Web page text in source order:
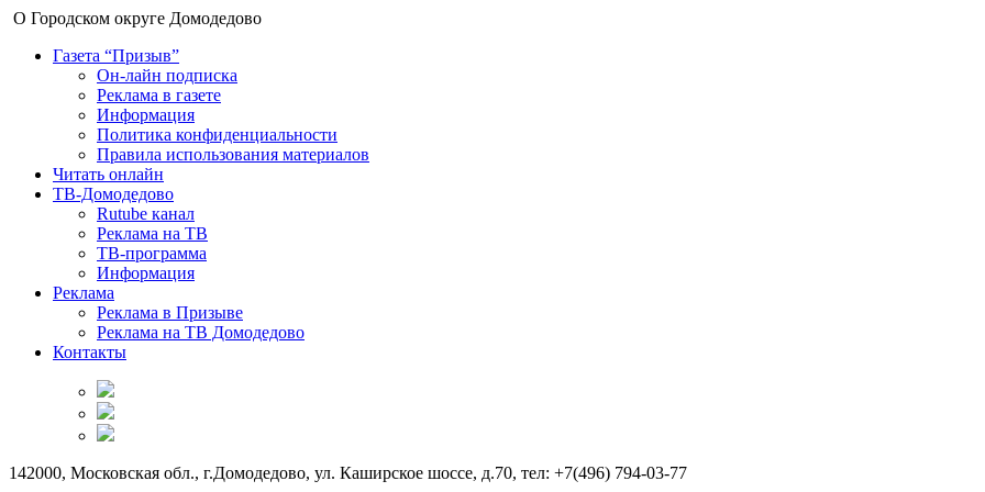
О Городском округе Домодедово
Газета “Призыв”
Он-лайн подписка
Реклама в газете
Информация
Политика конфиденциальности
Правила использования материалов
Читать онлайн
ТВ-Домодедово
Rutube канал
Реклама на ТВ
ТВ-программа
Информация
Реклама
Реклама в Призыве
Реклама на ТВ Домодедово
Контакты
142000, Московская обл., г.Домодедово, ул. Каширское шоссе, д.70, тел: +7(496) 794-03-77